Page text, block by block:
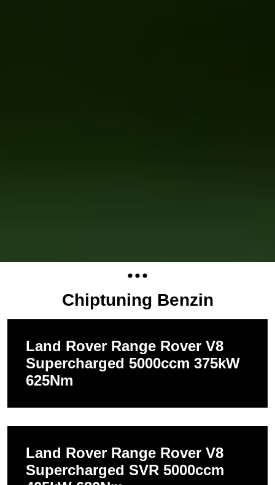
Chiptuning Benzin
Land Rover Range Rover V8
Supercharged 5000ccm 375kW
625Nm
Land Rover Range Rover V8
Supercharged SVR 5000ccm